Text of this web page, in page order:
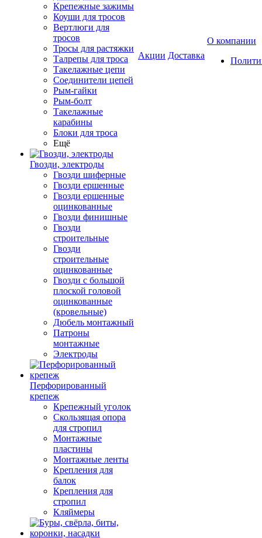
Крепежные зажимы
Коуши для тросов
Вертлюги для
тросов
Тросы для растяжки
Талрепы для троса
Такелажные цепи
Соединители цепей
Рым-гайки
Рым-болт
Такелажные
карабины
Блоки для троса
Ещё
Гвозди, электроды
Гвозди шиферные
Гвозди ершенные
Гвозди ершенные
оцинкованные
Гвозди финишные
Гвозди
строительные
Гвозди
строительные
оцинкованные
Гвозди с большой
плоской головой
оцинкованные
(кровельные)
Дюбель монтажный
Патроны
монтажные
Электроды
Перфорированный
крепеж
Крепежный уголок
Скользящая опора
для стропил
Монтажные
пластины
Монтажные ленты
Крепления для
балок
Крепления для
стропил
Кляймеры
Акции Доставка
О компании